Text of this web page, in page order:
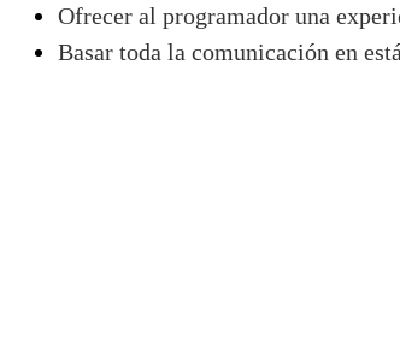
Ofrecer al programador una
Basar toda la comunicación en